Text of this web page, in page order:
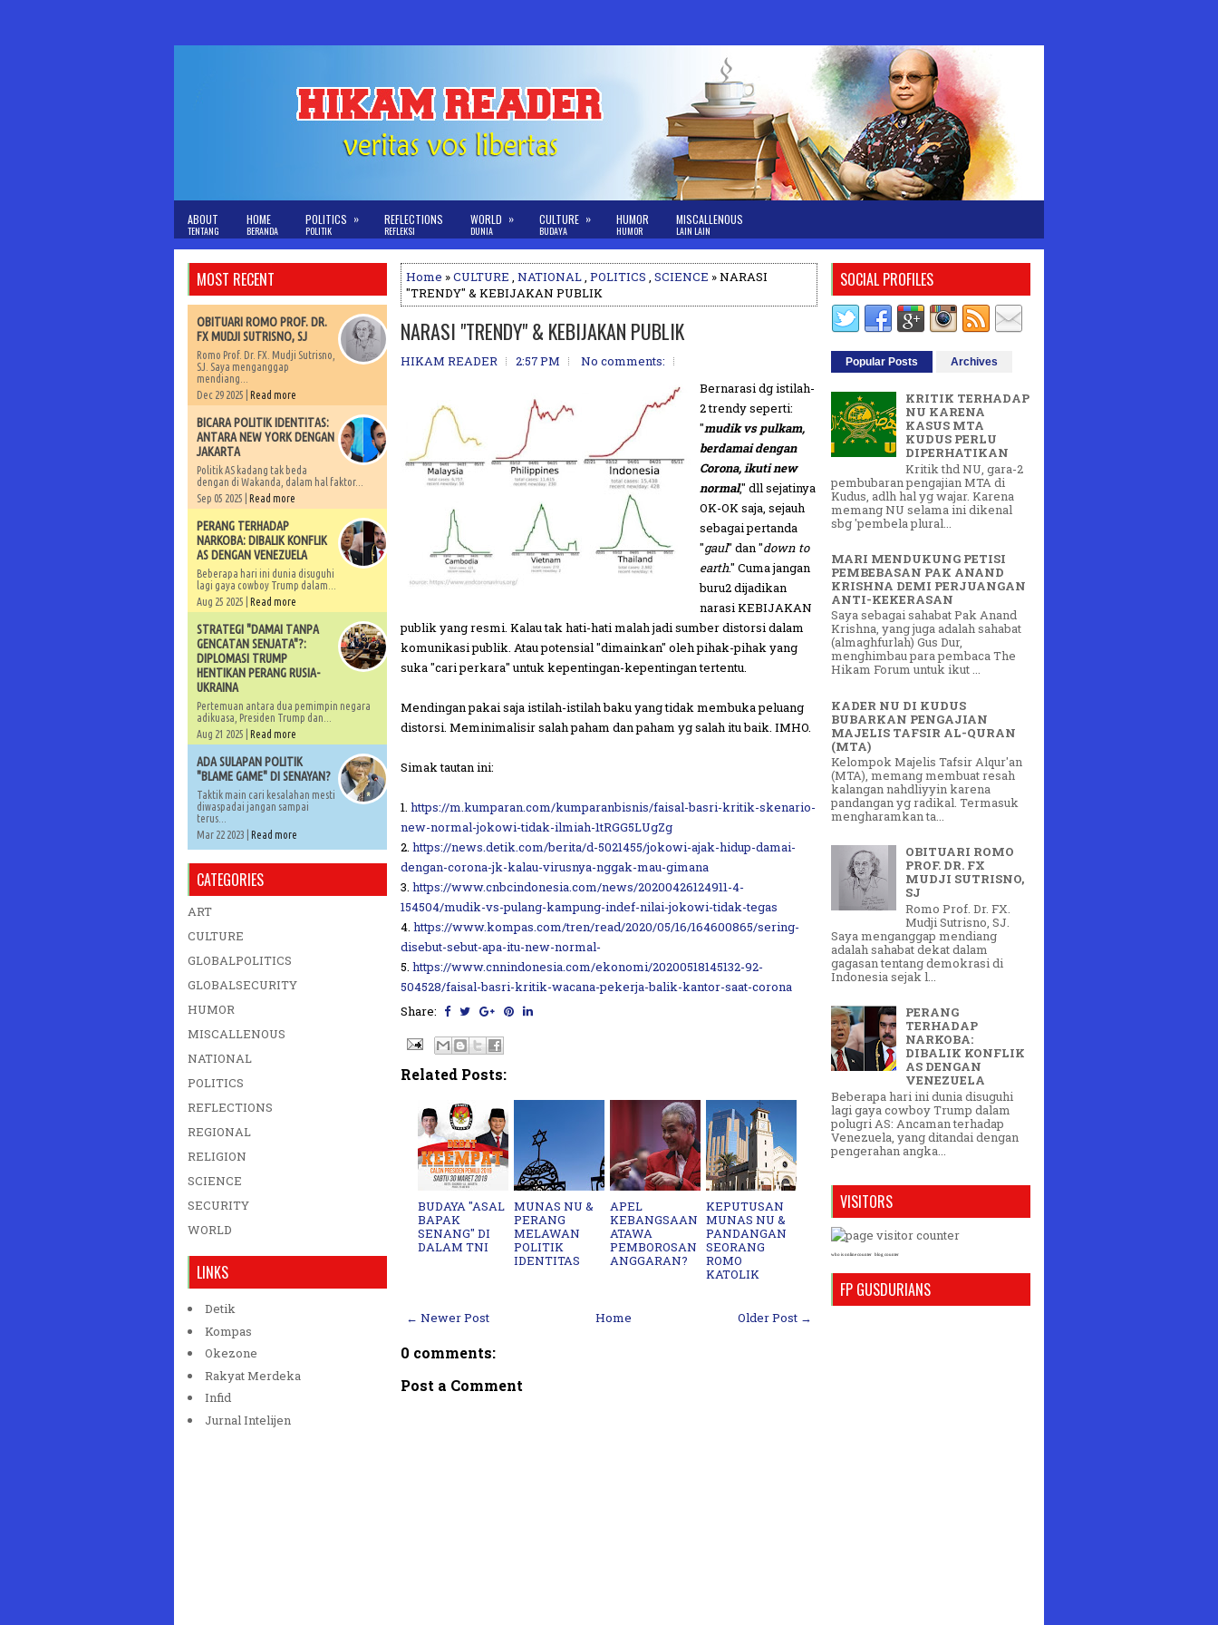
ABOUT
TENTANG
HOME
BERANDA
POLITICS
POLITIK
» REFLECTIONS
REFLEKSI
WORLD
DUNIA
» CULTURE
BUDAYA
» HUMOR
HUMOR
MISCALLENOUS
LAIN LAIN
Home »CULTURE , NATIONAL, POLITICS , SCIENCE » NARASI
"TRENDY" & KEBIJAKAN PUBLIK
NARASI "TRENDY" & KEBIJAKAN PUBLIK
HIKAM READER 2:57 PM
No comments:
Bernarasi dg istilah-
2 trendy seperti:
"mudik vs pulkam,
berdamai dengan
Corona, ikuti new
normal," dll sejatinya
OK-OK saja, sejauh
sebagai pertanda
"gaul" dan "down to
earth." Cuma jangan
buru2 dijadikan
narasi KEBIJAKAN
publik yang resmi. Kalau tak hati-hati malah jadi sumber distorsi dalam
komunikasi publik. Atau potensial "dimainkan" oleh pihak-pihak yang
suka "cari perkara" untuk kepentingan-kepentingan tertentu.
Mendingan pakai saja istilah-istilah baku yang tidak membuka peluang
distorsi. Meminimalisir salah paham dan paham yg salah itu baik. IMHO.
Simak tautan ini:
1. https://m.kumparan.com/kumparanbisnis/faisal-basri-kritik-skenario-
new-normal-jokowi-tidak-ilmiah-1tRGG5LUgZg
2. https://news.detik.com/berita/d-5021455/jokowi-ajak-hidup-damai-
dengan-corona-jk-kalau-virusnya-nggak-mau-gimana
3. https://www.cnbcindonesia.com/news/20200426124911-4-
154504/mudik-vs-pulang-kampung-indef-nilai-jokowi-tidak-tegas
4. https://www.kompas.com/tren/read/2020/05/16/164600865/sering-
disebut-sebut-apa-itu-new-normal-
5. https://www.cnnindonesia.com/ekonomi/20200518145132-92-
504528/faisal-basri-kritik-wacana-pekerja-balik-kantor-saat-corona
Share:
Related Posts:
BUDAYA "ASAL
BAPAK
SENANG" DI
DALAM TNI
MUNAS NU &
PERANG
MELAWAN
POLITIK
IDENTITAS
APEL
KEBANGSAAN
ATAWA
PEMBOROSAN
ANGGARAN?
KEPUTUSAN
MUNAS NU &
PANDANGAN
SEORANG
ROMO
KATOLIK
← Newer Post Older Post →
Home
0 comments:
Post a Comment
MOST RECENT
OBITUARI ROMO PROF. DR.
FX MUDJI SUTRISNO, SJ
Romo Prof. Dr. FX. Mudji Sutrisno,
SJ. Saya menganggap
mendiang...
Dec 29 2025 | Read more
BICARA POLITIK IDENTITAS:
ANTARA NEW YORK DENGAN
JAKARTA
Politik AS kadang tak beda
dengan di Wakanda, dalam hal faktor...
Sep 05 2025 | Read more
PERANG TERHADAP
NARKOBA: DIBALIK KONFLIK
AS DENGAN VENEZUELA
Beberapa hari ini dunia disuguhi
lagi gaya cowboy Trump dalam...
Aug 25 2025 | Read more
STRATEGI "DAMAI TANPA
GENCATAN SENJATA"?:
DIPLOMASI TRUMP
HENTIKAN PERANG RUSIA-
UKRAINA
Pertemuan antara dua pemimpin negara
adikuasa, Presiden Trump dan...
Aug 21 2025 | Read more
ADA SULAPAN POLITIK
"BLAME GAME" DI SENAYAN?
Taktik main cari kesalahan mesti
diwaspadai jangan sampai
terus...
Mar 22 2023 | Read more
CATEGORIES
ART
CULTURE
GLOBALPOLITICS
GLOBALSECURITY
HUMOR
MISCALLENOUS
NATIONAL
POLITICS
REFLECTIONS
REGIONAL
RELIGION
SCIENCE
SECURITY
WORLD
LINKS
Detik
Kompas
Okezone
Rakyat Merdeka
Infid
Jurnal Intelijen
SOCIAL PROFILES
Popular Posts Archives
KRITIK TERHADAP
NU KARENA
KASUS MTA
KUDUS PERLU
DIPERHATIKAN
Kritik thd NU, gara-2
pembubaran pengajian MTA di
Kudus, adlh hal yg wajar. Karena
memang NU selama ini dikenal
sbg 'pembela plural...
MARI MENDUKUNG PETISI
PEMBEBASAN PAK ANAND
KRISHNA DEMI PERJUANGAN
ANTI-KEKERASAN
Saya sebagai sahabat Pak Anand
Krishna, yang juga adalah sahabat
(almaghfurlah) Gus Dur,
menghimbau para pembaca The
Hikam Forum untuk ikut ...
KADER NU DI KUDUS
BUBARKAN PENGAJIAN
MAJELIS TAFSIR AL-QURAN
(MTA)
Kelompok Majelis Tafsir Alqur'an
(MTA), memang membuat resah
kalangan nahdliyyin karena
pandangan yg radikal. Termasuk
mengharamkan ta...
OBITUARI ROMO
PROF. DR. FX
MUDJI SUTRISNO,
SJ
Romo Prof. Dr. FX.
Mudji Sutrisno, SJ.
Saya menganggap mendiang
adalah sahabat dekat dalam
gagasan tentang demokrasi di
Indonesia sejak l...
PERANG
TERHADAP
NARKOBA:
DIBALIK KONFLIK
AS DENGAN
VENEZUELA
Beberapa hari ini dunia disuguhi
lagi gaya cowboy Trump dalam
polugri AS: Ancaman terhadap
Venezuela, yang ditandai dengan
pengerahan angka...
VISITORS
who is online counter blog counter
FP GUSDURIANS